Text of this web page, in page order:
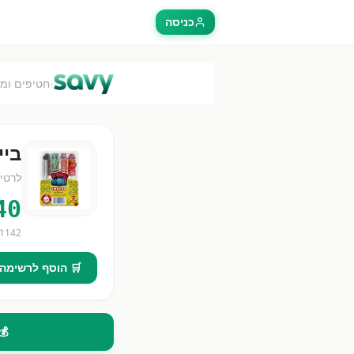
כניסה
›חטיפים
1142
🛒 הוסף לרשימה